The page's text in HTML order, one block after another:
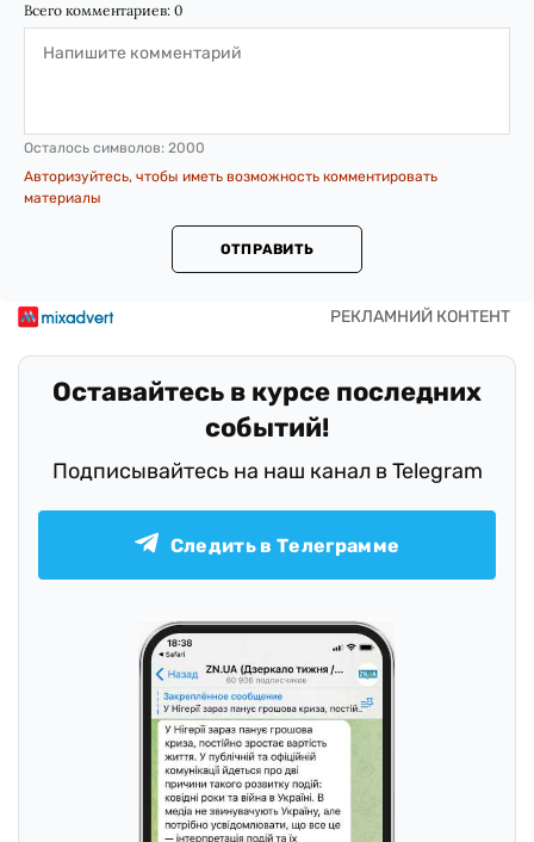
Всего комментариев: 0
Осталось символов: 2000
Авторизуйтесь, чтобы иметь возможность комментировать
материалы
ОТПРАВИТЬ
Оставайтесь в курсе последних
событий!
Подписывайтесь на наш канал в Telegram
Следить в Телеграмме